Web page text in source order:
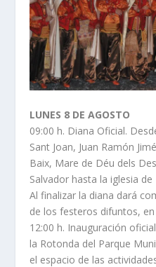
LUNES 8 DE AGOSTO
09:00 h. Diana Oficial.
Sant Joan, Juan Ramón
Baix, Mare de Déu dels
Salvador hasta la iglesia de
Al finalizar la diana dará
de los festeros difuntos, en
12:00 h. Inauguración
la Rotonda del Parque
el espacio de las